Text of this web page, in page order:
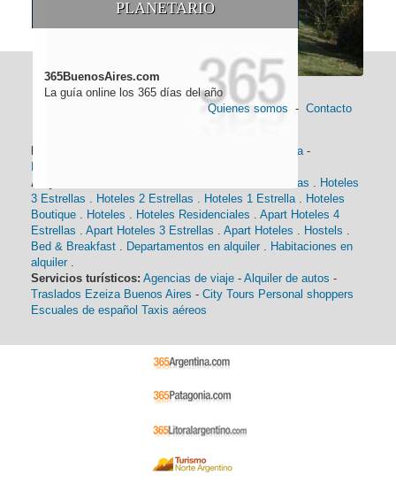
PLANETARIO
365BuenosAires.com
La guía online los 365 días del año
Quienes somos - Contacto
Historia-
Alojamiento:
Hoteles 4 Estrellas . Hoteles
3 Estrellas . Hoteles 2 Estrellas . Hoteles 1 Estrella. Hoteles
Boutique . Hoteles . Hoteles Residenciales . Apart Hoteles 4
Estrellas . Apart Hoteles 3 Estrellas . Apart Hoteles . Hostels .
Bed & Breakfast . Departamentos en alquiler . Habitaciones en
alquiler .
Servicios turísticos: Agencias de viaje - Alquiler de autos -
Traslados Ezeiza Buenos Aires - City Tours Personal shoppers
Escuales de español Taxis aéreos